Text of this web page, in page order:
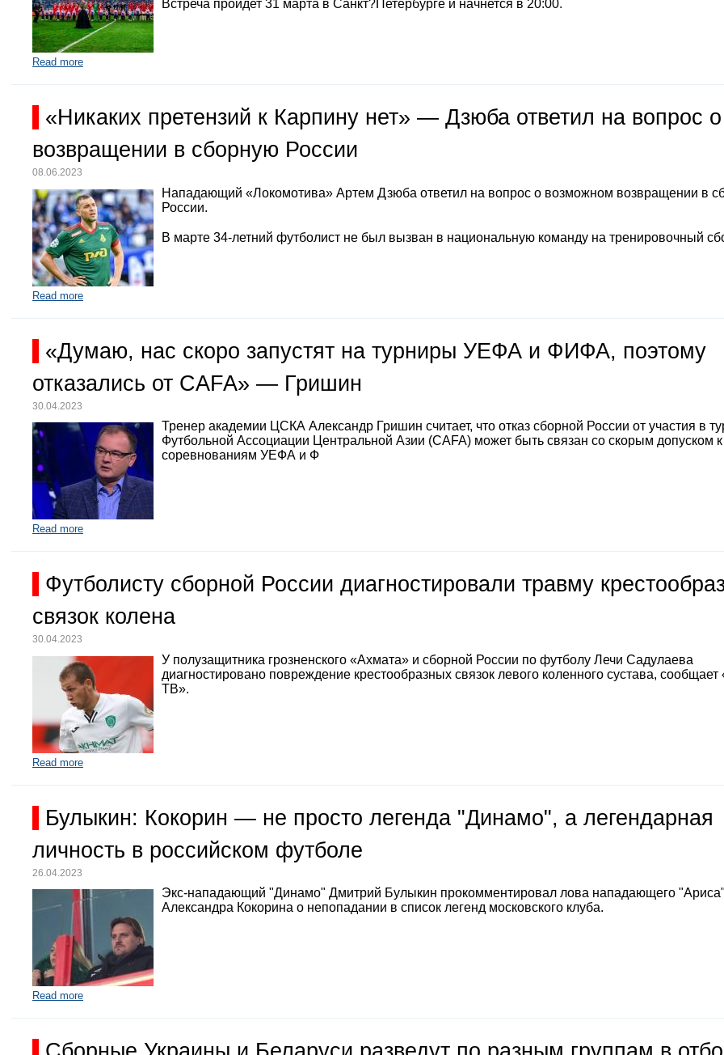
Встреча пройдет 31 марта в Санкт?Петербурге и начнется в 20:00.
Read more
«Никаких претензий к Карпину нет» — Дзюба ответил на вопрос о
возвращении в сборную России
08.06.2023
Нападающий «Локомотива» Артем Дзюба ответил на вопрос о возможном возвращении в
России.
В марте 34-летний футболист не был вызван в национальную команду на тренировочный
Read more
«Думаю, нас скоро запустят на турниры УЕФА и ФИФА, поэтому
отказались от CAFA» — Гришин
30.04.2023
Тренер академии ЦСКА Александр Гришин считает, что отказ сборной России от участия в
Футбольной Ассоциации Центральной Азии (CAFA) может быть связан со скорым допуском к
соревнованиям УЕФА и Ф
Read more
Футболисту сборной России диагностировали травму
связок колена
30.04.2023
У полузащитника грозненского «Ахмата» и сборной России по футболу Лечи Садулаева
диагностировано повреждение крестообразных связок левого коленного сустава, сообщает
ТВ».
Read more
Булыкин: Кокорин — не просто легенда "Динамо", а легендарная
личность в российском футболе
26.04.2023
Экс-нападающий "Динамо" Дмитрий Булыкин прокомментировал лова нападающего "Ариса"
Александра Кокорина о непопадании в список легенд московского клуба.
Read more